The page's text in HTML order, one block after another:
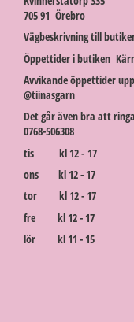
705 91 Örebro
Vägbeskrivning till
Öppettider i butiken
Avvikande öppettider
@tiinasgarn
Det går även bra att
0768-506308
tis kl 12 - 17
ons kl 12 - 17
tor kl 12 - 17
fre kl 12 - 17
lör kl 11 - 15